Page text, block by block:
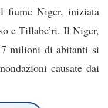
fiume Niger, iniziata
e Tillabe’ri. Il Niger,
milioni di abitanti si
causate dai